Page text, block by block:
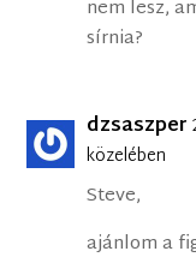
nem lesz,
sírnia?
dzsaszper
közelében
Steve,
ajánlom a